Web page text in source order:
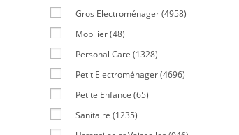
Gros Electroménager(4958)
Mobilier(48)
Personal Care (1328)
Petit Electroménager(4696)
Petite Enfance (65)
Sanitaire (1235)